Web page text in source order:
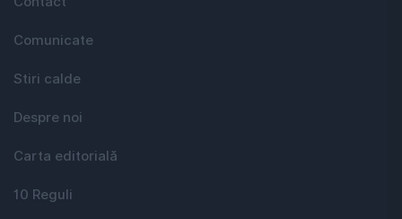
Comunicate
Stiri calde
Despre noi
Carta editorială
10 Reguli